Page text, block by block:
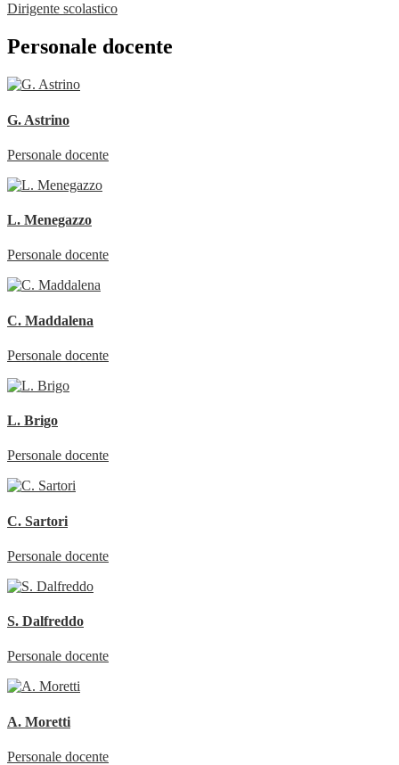
Dirigente scolastico
Personale docente
G. Astrino
Personale docente
L. Menegazzo
Personale docente
C. Maddalena
Personale docente
L. Brigo
Personale docente
C. Sartori
Personale docente
S. Dalfreddo
Personale docente
A. Moretti
Personale docente